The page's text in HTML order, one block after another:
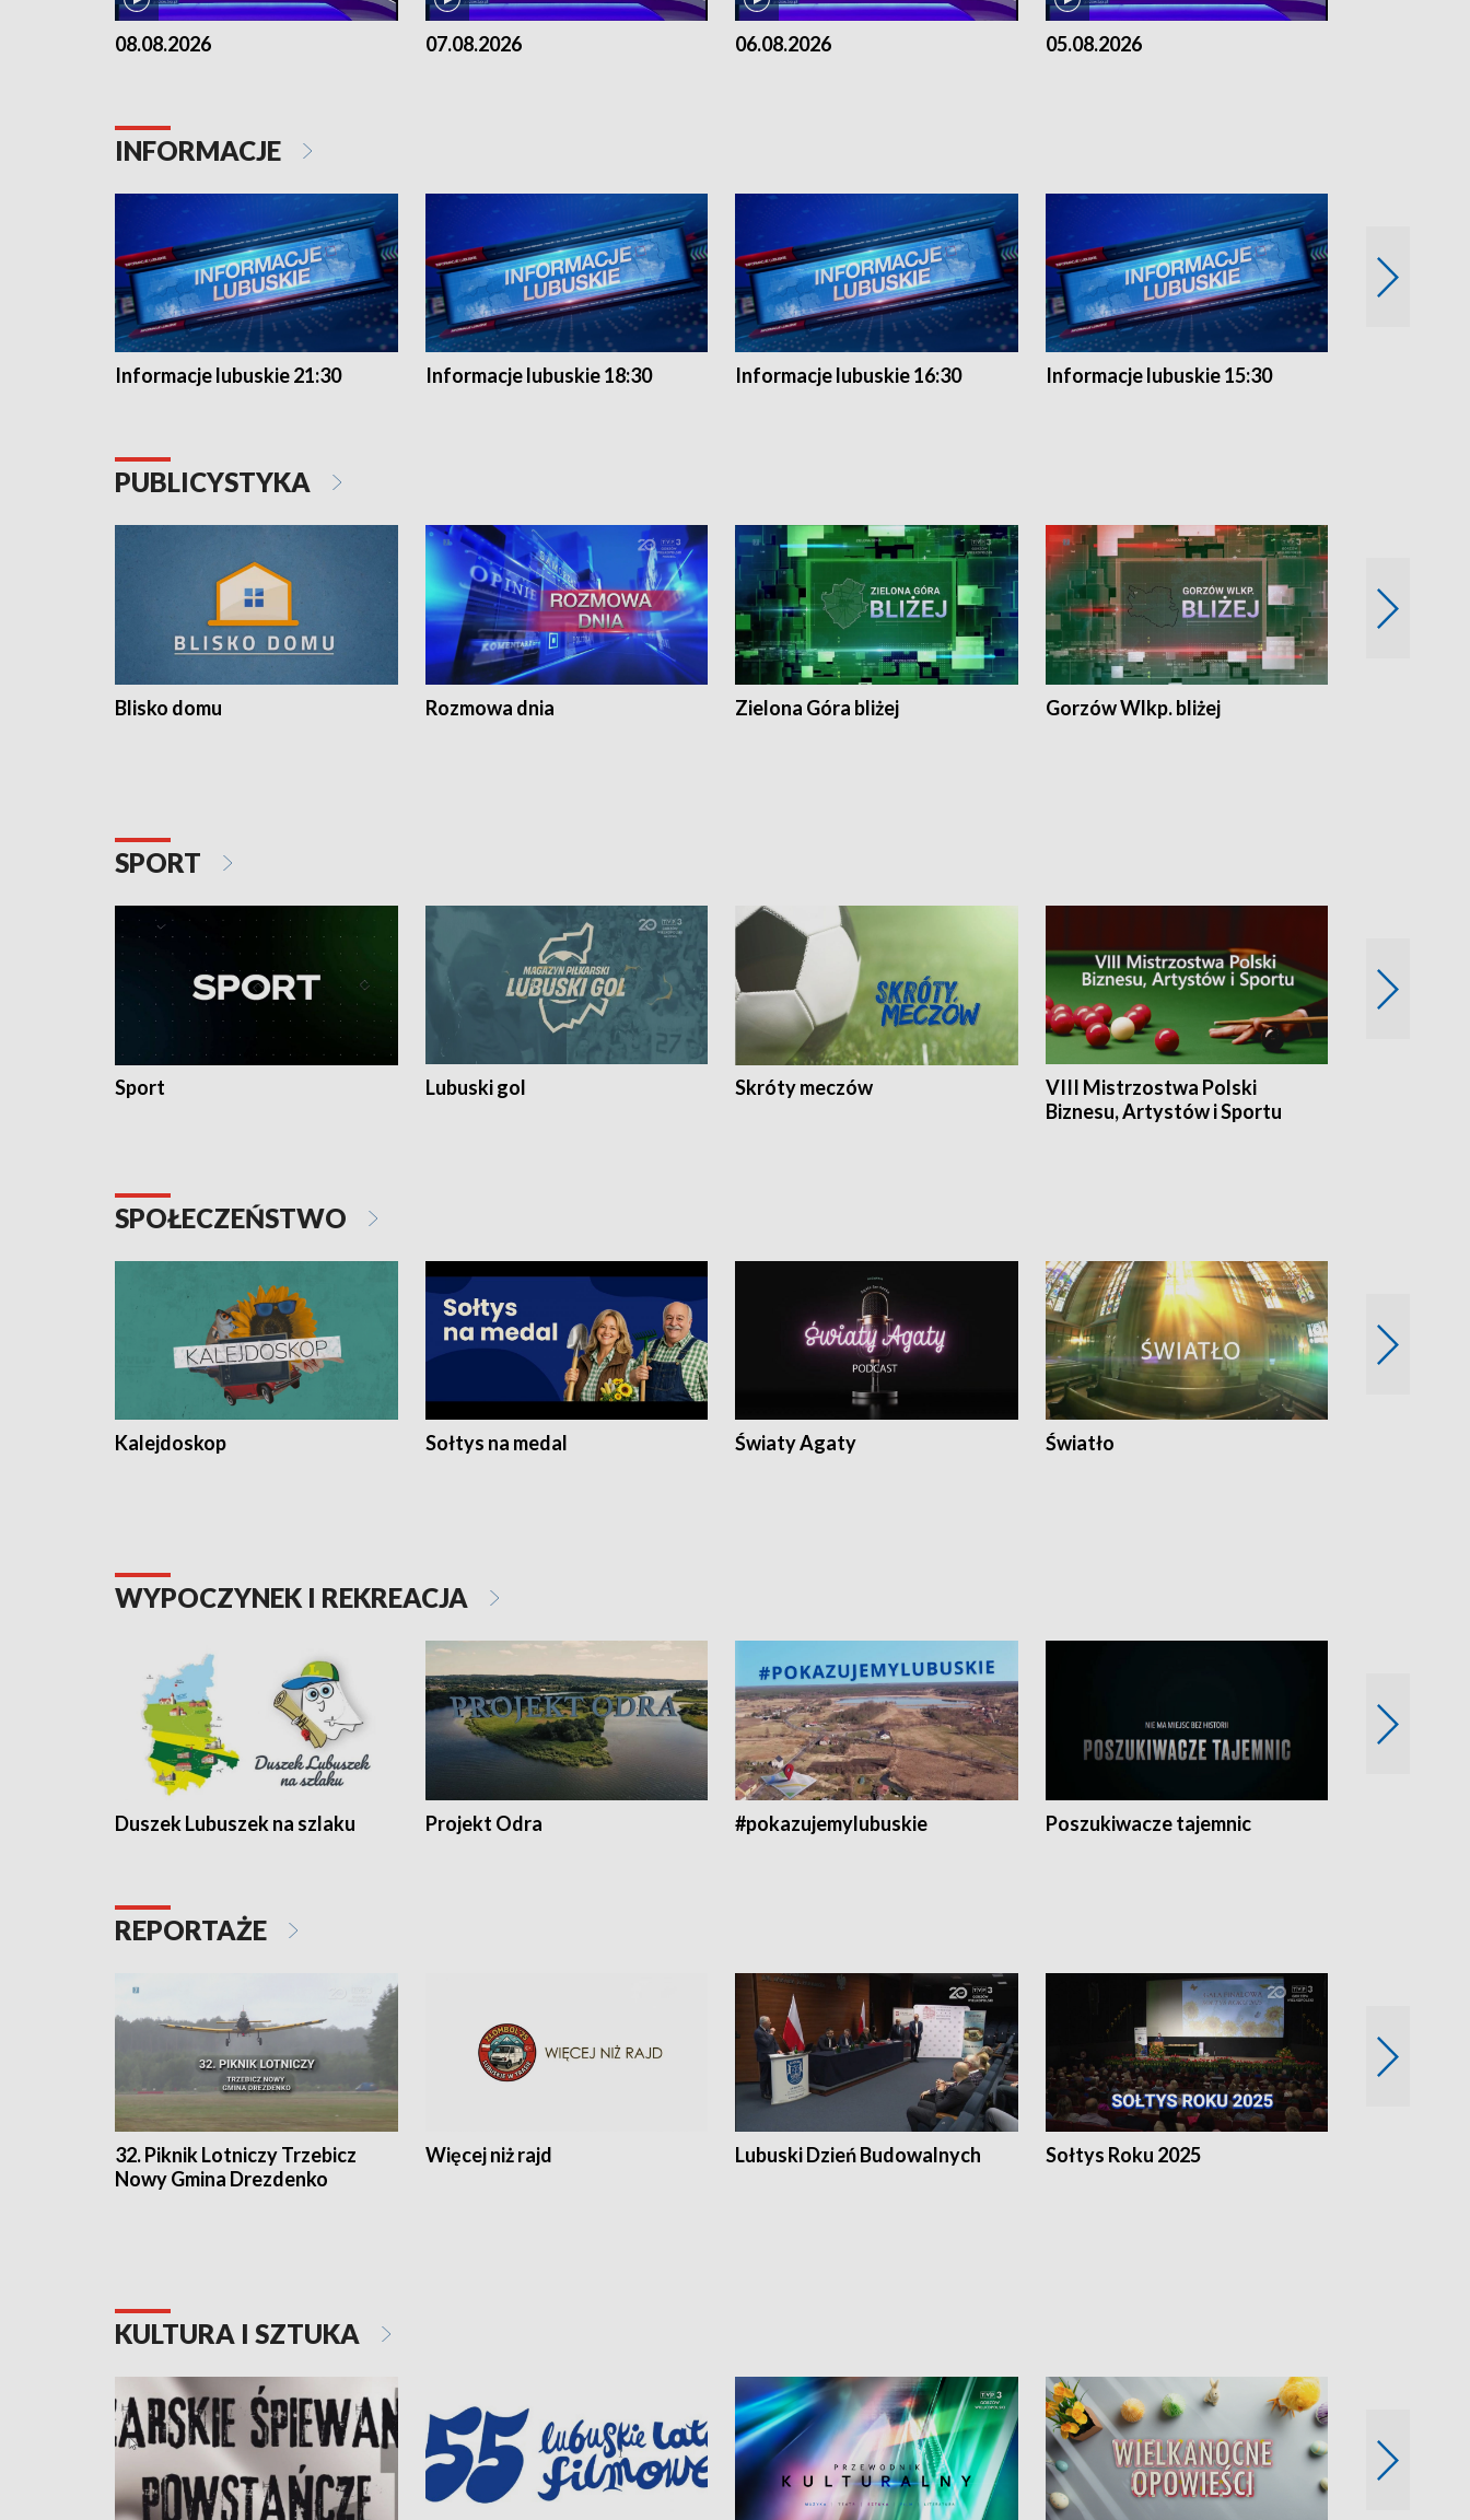
08.08.2026 07.08.2026 06.08.2026 05.08.2026
INFORMACJE
Informacje lubuskie 21:30 Informacje lubuskie 18:30 Informacje lubuskie 16:30 Informacje lubuskie 15:30
PUBLICYSTYKA
Blisko domu Rozmowa dnia Zielona Góra bliżej Gorzów Wlkp. bliżej
SPORT
Sport Lubuski gol Skróty meczów
VIII Mistrzostwa Polski
Biznesu, Artystów i Sportu
SPOŁECZEŃSTWO
Kalejdoskop Sołtys na medal Światy Agaty Światło
WYPOCZYNEK I REKREACJA
Duszek Lubuszek na szlaku Projekt Odra #pokazujemylubuskie Poszukiwacze tajemnic
REPORTAŻE
32. Piknik Lotniczy Trzebicz
Nowy Gmina Drezdenko
Więcej niż rajd Lubuski Dzień Budowalnych Sołtys Roku 2025
KULTURA I SZTUKA